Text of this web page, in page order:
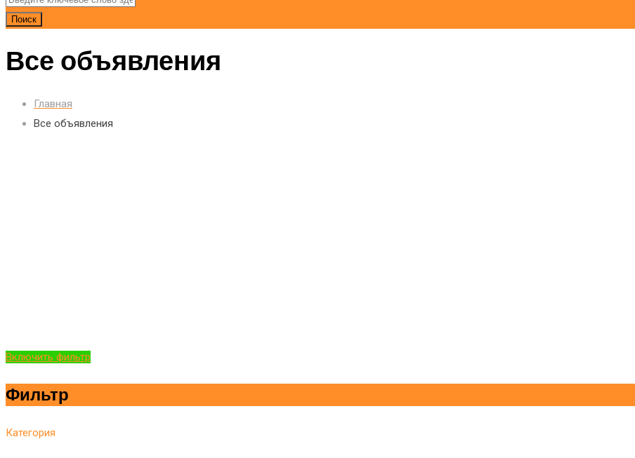
Поиск
Все объявления
Главная
Все объявления
Включить фильтр
Фильтр
Категория